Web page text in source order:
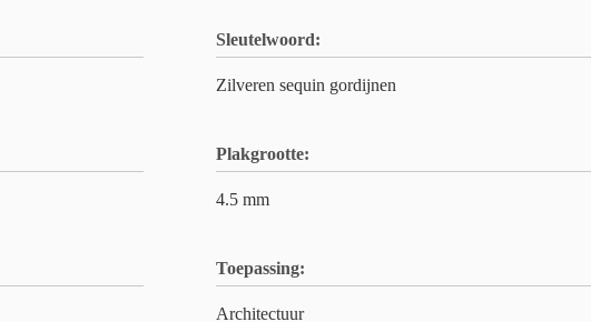
Sleutelwoord:
Zilveren sequin gordijnen
Plakgrootte:
4.5 mm
Toepassing:
Architectuur